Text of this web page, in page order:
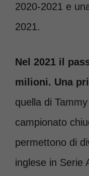
2020-2021 e
2021.
Nel 2021 il
milioni. Una
quella di
campionato
permettono di
inglese in Serie